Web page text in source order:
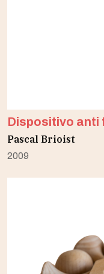
Dispositivo anti
Pascal Brioist
2009